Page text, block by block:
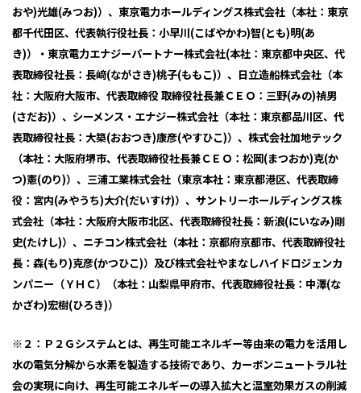
おや)光雄(みつお)）、東京電力ホールディングス株式会社（本社：東京
都千代田区、代表執行役社長： 小早川(こばやかわ)智(とも)明(あ
き)）・東京電力エナジーパートナー株式会社(本社：東京都中央区、代
表取締役社長： 長﨑(ながさき)桃子(ももこ)）、日立造船株式会社（本
社：大阪府大阪市、代表取締役 取締役社長兼ＣＥＯ： 三野(みの)禎男
(さだお)）、シーメンス・エナジー株式会社（本社：東京都品川区、代
表取締役社長： 大築(おおつき)康彦(やすひこ)）、株式会社加地テック
（本社：大阪府堺市、代表取締役社長兼ＣＥＯ： 松岡(まつおか)克(か
つ)憲(のり)）、三浦工業株式会社（東京本社：東京都港区、代表取締
役： 宮内(みやうち)大介(だいすけ)）、サントリーホールディングス株
式会社（本社：大阪府大阪市北区、代表取締役社長： 新浪(にいなみ)剛
史(たけし)）、ニチコン株式会社（本社：京都府京都市、代表取締役社
長： 森(もり)克彦(かつひこ)）及び株式会社やまなしハイドロジェンカ
ンパニー（ＹＨＣ）（本社：山梨県甲府市、代表取締役社長： 中澤(な
かざわ)宏樹(ひろき)）
※２：Ｐ２Ｇシステムとは、再生可能エネルギー等由来の電力を活用し
水の電気分解から水素を製造する技術であり、カーボンニュートラル社
会の実現に向け、再生可能エネルギーの導入拡大と温室効果ガスの削減